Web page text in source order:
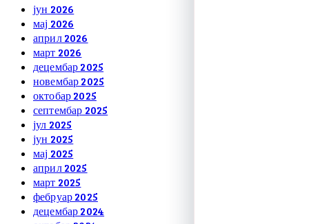
јун 2026
мај 2026
април 2026
март 2026
децембар 2025
новембар 2025
октобар 2025
септембар 2025
јул 2025
јун 2025
мај 2025
април 2025
март 2025
фебруар 2025
децембар 2024